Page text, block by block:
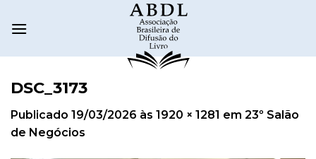
DSC_3173
Publicado 19/03/2026 às 1920 × 1281 em 23º Salão
de Negócios